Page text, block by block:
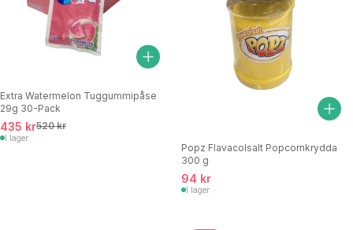
Extra Watermelon Tuggummipåse
29g 30-Pack
435 kr520 kr
I lager
Popz Flavacolsalt Popcornkrydda
300 g
94 kr
I lager